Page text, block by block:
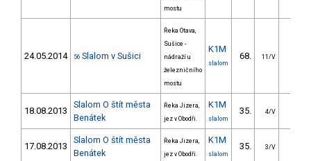
mostu
24.05.2014 56 Slalom v Sušici
Řeka Otava,
Sušice -
nádraží u
železničního
mostu
K1M
slalom
68. 11/V
18.08.2013
Slalom O štít města
Benátek
Řeka Jizera,
jez v Obodři.
K1M
slalom
35. 4/V
17.08.2013
Slalom O štít města
Benátek
Řeka Jizera,
jez v Obodři.
K1M
slalom
35. 3/V